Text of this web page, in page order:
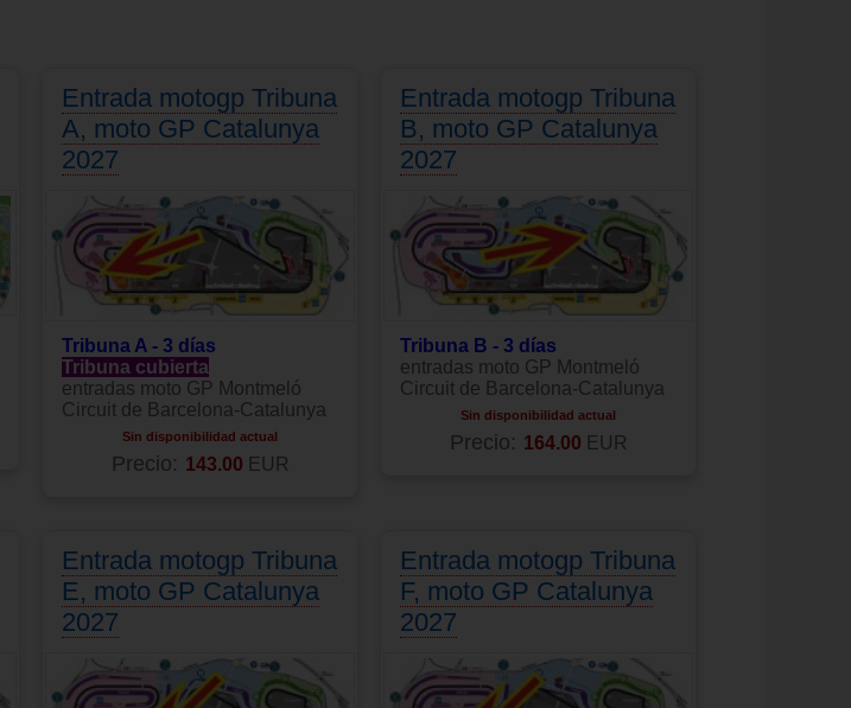
Añadir a cesta
Entrada motogp Tribuna
A, moto GP Catalunya
2027
Tribuna A - 3 días
Tribuna cubierta
entradas moto GP Montmeló
Circuit de Barcelona-Catalunya
Sin disponibilidad actual
Precio: 143.00 EUR
Entrada motogp Tribuna
B, moto GP Catalunya
2027
Tribuna B - 3 días
entradas moto GP Montmeló
Circuit de Barcelona-Catalunya
Sin disponibilidad actual
Precio: 164.00 EUR
Entrada motogp Tribuna
E, moto GP Catalunya
2027
Entrada motogp Tribuna
F, moto GP Catalunya
2027